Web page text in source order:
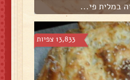
במלית פי...
13,833 צפיות